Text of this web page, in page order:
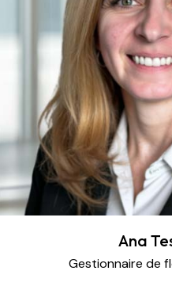
Ana
Gestionnaire de